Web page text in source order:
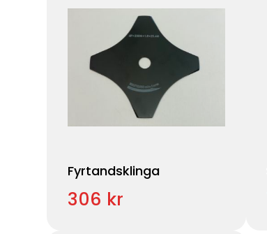
Fyrtandsklinga
306 kr